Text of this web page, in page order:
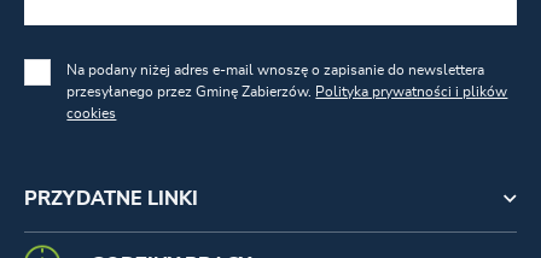
PRZYDATNE LINKI
Na podany niżej adres e-mail wnoszę o zapisanie do newslettera
przesyłanego przez Gminę Zabierzów. Polityka prywatności i plików
cookies